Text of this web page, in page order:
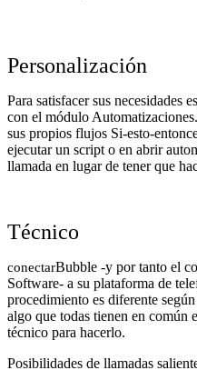
Personalización
Para satisfacer sus necesidades
con el módulo
sus propios flujos Si-esto-
ejecutar un script o en abrir
llamada en lugar de tener que
Técnico
conectarBubble -y por tanto el
Software- a su plataforma de
procedimiento es diferente
algo que todas tienen en común
técnico para hacerlo.
Posibilidades de llamadas